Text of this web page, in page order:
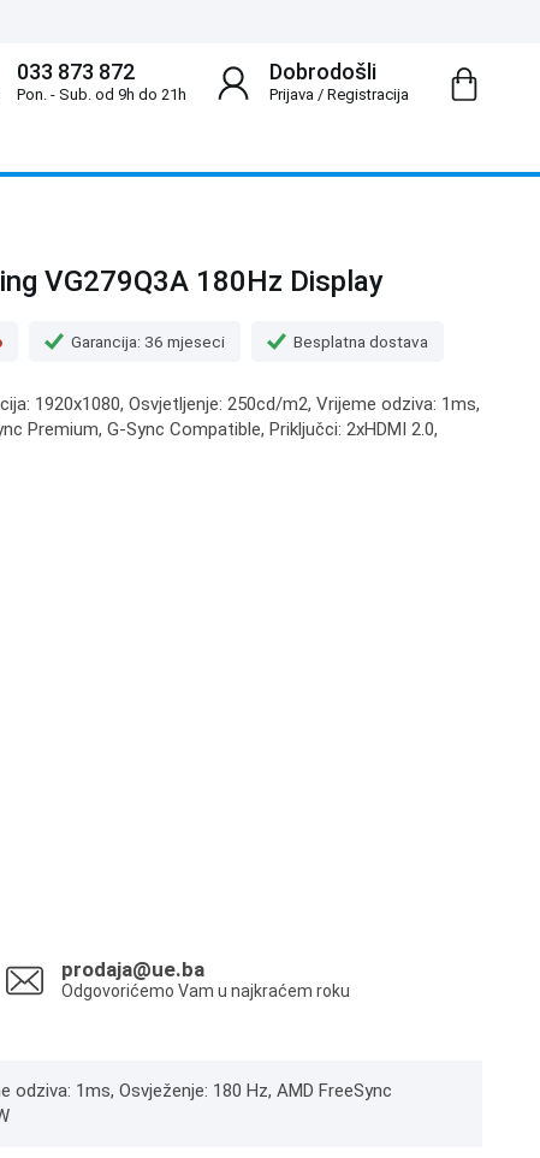
Dobrodošli
Prijava/ Registracija
033 873 872
Pon. - Sub. od 9h do 21h
VG279Q3A 180Hz Display
Garancija: 36 mjeseci Besplatna dostava
1920x1080, Osvjetljenje: 250cd/m2, Vrijeme odziva: 1ms,
Premium, G-Sync Compatible, Priključci: 2xHDMI 2.0,
prodaja@ue.ba
Odgovorićemo Vam u najkraćem roku
odziva: 1ms, Osvježenje: 180 Hz, AMD FreeSync